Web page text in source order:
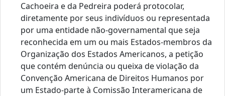
Cachoeira e da Pedreira poderá protocolar,
diretamente por seus indivíduos ou representada
por uma entidade não‐governamental que seja
reconhecida em um ou mais Estados‐membros da
Organização dos Estados Americanos, a petição
que contém denúncia ou queixa de violação da
Convenção Americana de Direitos Humanos por
um Estado‐parte à Comissão Interamericana de